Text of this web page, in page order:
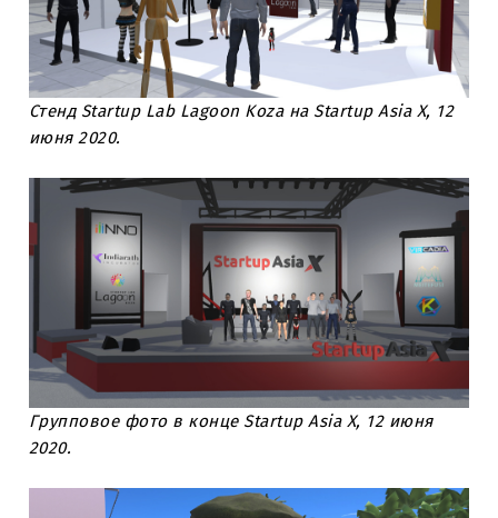
Стенд Startup Lab Lagoon Koza на Startup Asia X, 12
июня 2020.
Групповое фото в конце Startup Asia X, 12 июня
2020.